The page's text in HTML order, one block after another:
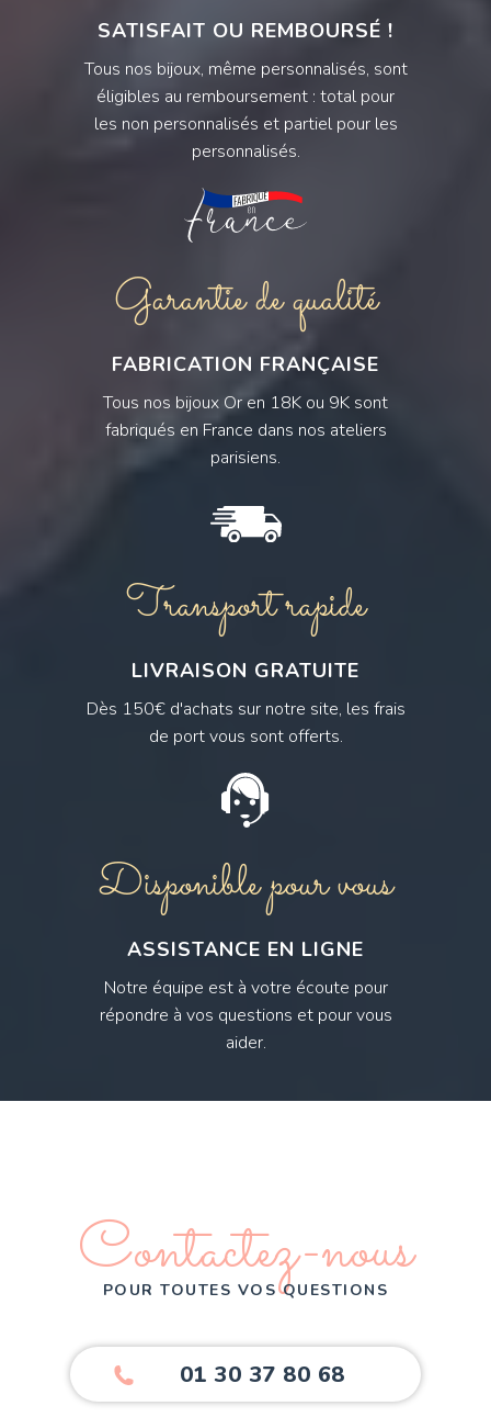
SATISFAIT OU REMBOURSÉ !
Tous nos bijoux, même personnalisés, sont
éligibles au remboursement : total pour
les non personnalisés et partiel pour les
personnalisés.
Garantie de qualité
FABRICATION FRANÇAISE
Tous nos bijoux Or en 18K ou 9K sont
fabriqués en France dans nos ateliers
parisiens.
Transport rapide
LIVRAISON GRATUITE
Dès 150€ d'achats sur notre site, les frais
de port vous sont offerts.
Disponible pour vous
ASSISTANCE EN LIGNE
Notre équipe est à votre écoute pour
répondre à vos questions et pour vous
aider.
Contactez-nous
POUR TOUTES VOS QUESTIONS
01 30 37 80 68